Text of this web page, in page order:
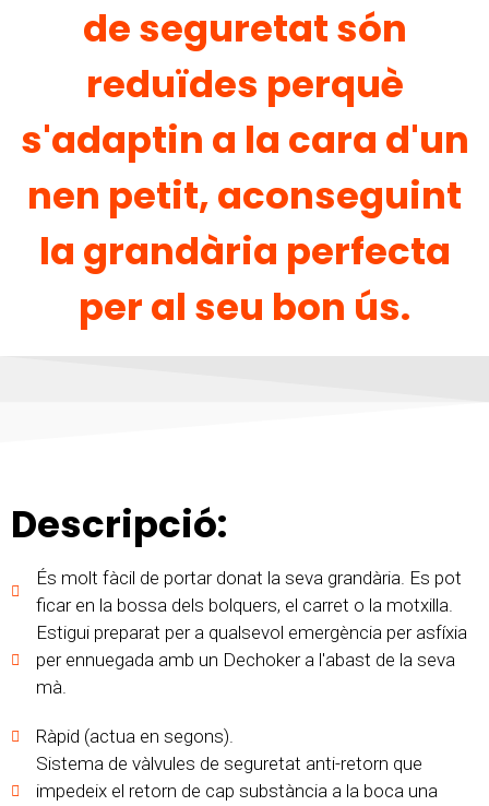
de seguretat són
reduïdes perquè
s'adaptin a la cara d'un
nen petit, aconseguint
la grandària perfecta
per al seu bon ús.​
Descripció:
És molt fàcil de portar donat la seva grandària. Es pot
ficar en la bossa dels bolquers, el carret o la motxilla.
Estigui preparat per a qualsevol emergència per asfíxia
per ennuegada amb un Dechoker a l'abast de la seva
mà.
Ràpid (actua en segons).
Sistema de vàlvules de seguretat anti-retorn que
impedeix el retorn de cap substància a la boca una